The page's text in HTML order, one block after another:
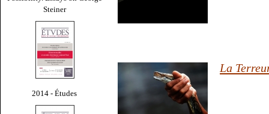
Steiner
2014 - Études
La